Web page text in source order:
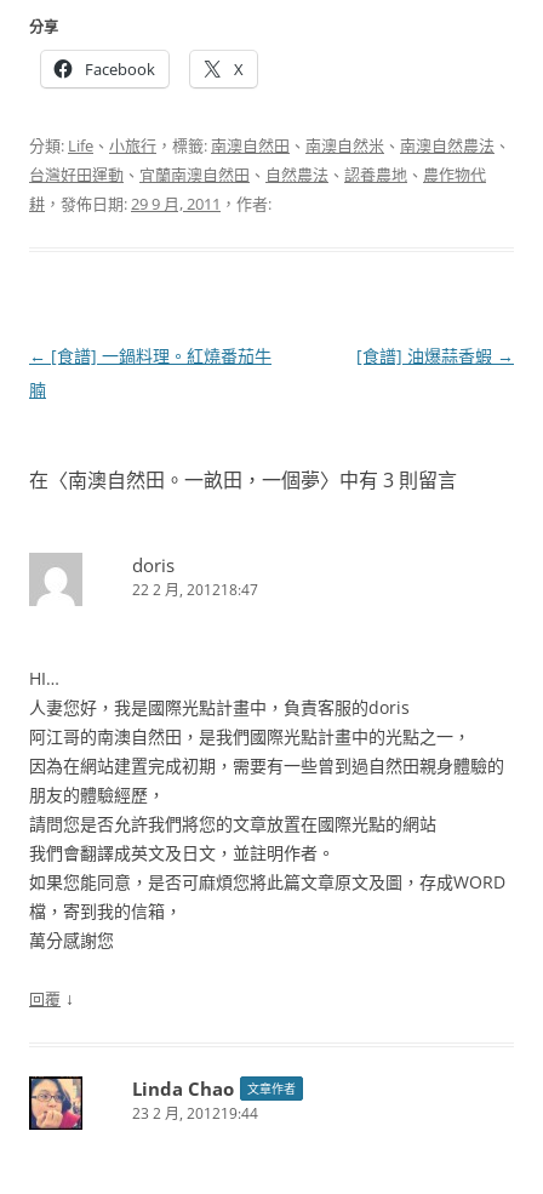
分享
Facebook X
分類: Life 、 小旅行 ，標籤:南澳自然田 、 南澳自然米 、 南澳自然農法 、
台灣好田運動 、 宜蘭南澳自然田 、 自然農法 、 認養農地 、 農作物代
耕 ，發佈日期:29 9 月, 2011 ，作者:
文
章
← [食譜] 一鍋料理。紅燒番茄牛
腩
[食譜] 油爆蒜香蝦 →
在〈南澳自然田。一畝田，一個夢〉中有 3 則留言
doris
22 2 月, 201218:47
HI…
人妻您好，我是國際光點計畫中，負責客服的doris
阿江哥的南澳自然田，是我們國際光點計畫中的光點之一，
因為在網站建置完成初期，需要有一些曾到過自然田親身體驗的
朋友的體驗經歷，
請問您是否允許我們將您的文章放置在國際光點的網站
我們會翻譯成英文及日文，並註明作者。
如果您能同意，是否可麻煩您將此篇文章原文及圖，存成WORD
檔，寄到我的信箱，
萬分感謝您
回覆 ↓
Linda Chao 文章作者
23 2 月, 201219:44